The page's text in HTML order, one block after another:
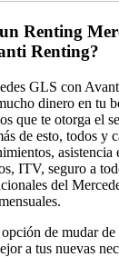
Renting
Renting?
GLS con
dinero en tu
que te otorga el
de esto, todos y
asistencia
ITV, seguro a
del
de mudar de
a tus nuevas